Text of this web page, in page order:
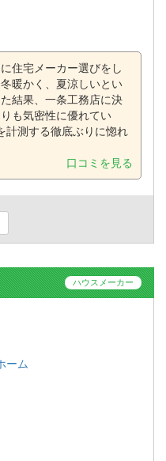
住宅メーカー選びをし
暖かく、夏涼しいとい
結果、一条工務店に決
も気密性に優れてい
計測する徹底ぶりに惚れ
口コミを見る
ハウスメーカー